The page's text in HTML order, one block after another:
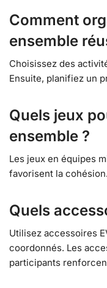
Comment
ensemble
Choisissez des
Ensuite, planifiez un
Quels jeux
ensemble ?
Les jeux en équipes
favorisent la cohésion.
Quels
Utilisez accessoires
coordonnés. Les
participants